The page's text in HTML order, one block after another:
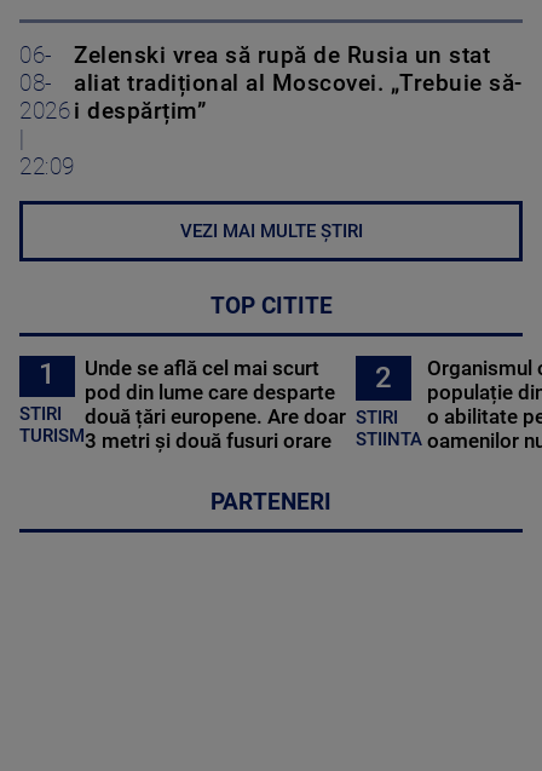
06-
08-
2026
22:09
Zelenski vrea să rupă de Rusia un stat
aliat tradițional al Moscovei. „Trebuie să-
i despărțim”
VEZI MAI MULTE ȘTIRI
TOP CITITE
1
STIRI
TURISM
Unde se află cel mai scurt
pod din lume care desparte
două țări europene. Are doar
3 metri și două fusuri orare
2
STIRI
STIINTA
Organismul
populație
o abilitate
oamenilor
PARTENERI